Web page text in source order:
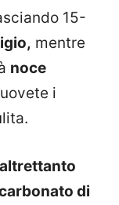
15-
mentre
noce
i
di